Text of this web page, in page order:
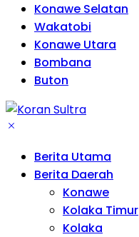
Konawe Selatan
Wakatobi
Konawe Utara
Bombana
Buton
Berita Utama
Berita Daerah
Konawe
Kolaka Timur
Kolaka